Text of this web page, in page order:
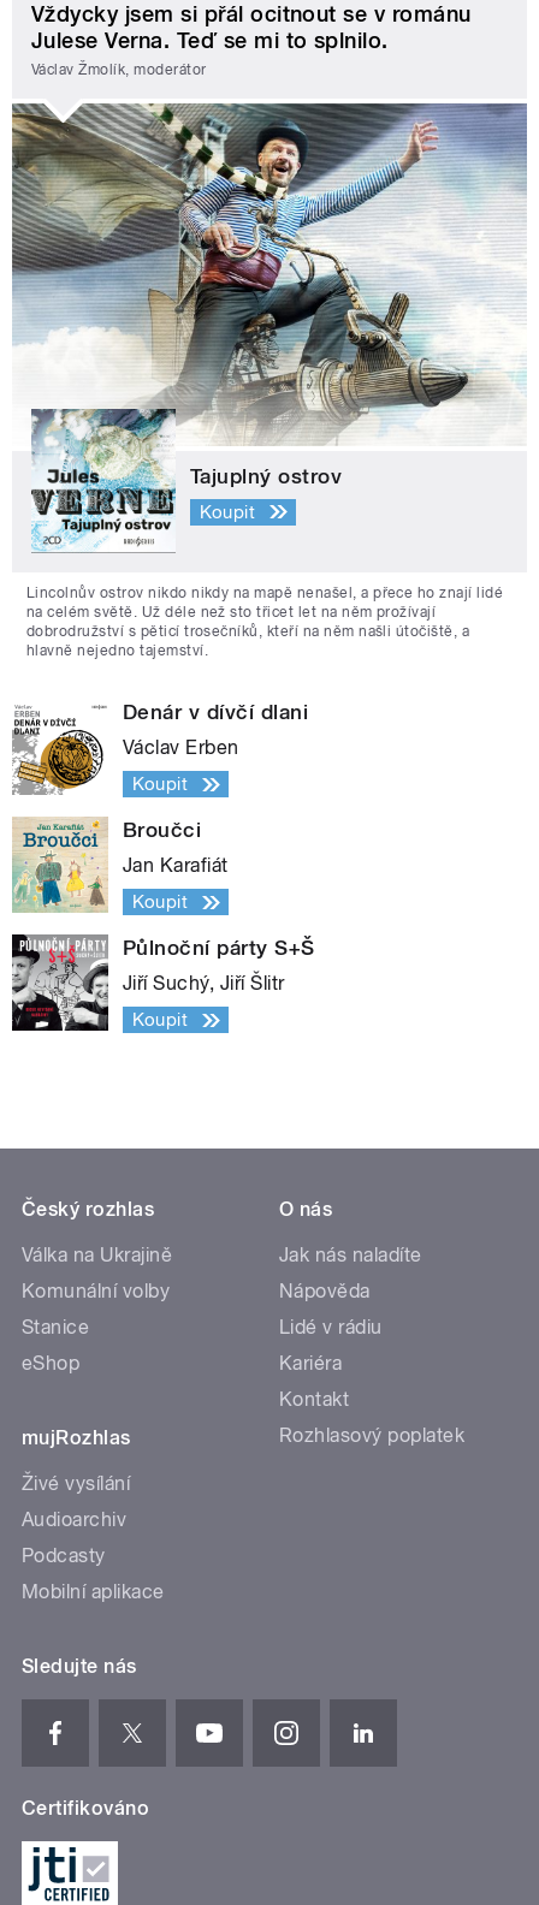
Vždycky jsem si přál ocitnout se v románu
Julese Verna. Teď se mi to splnilo.
Václav Žmolík, moderátor
Tajuplný ostrov
Koupit
Lincolnův ostrov nikdo nikdy na mapě nenašel, a přece ho znají lidé
na celém světě. Už déle než sto třicet let na něm prožívají
dobrodružství s pěticí trosečníků, kteří na něm našli útočiště, a
hlavně nejedno tajemství.
Denár v dívčí dlani
Václav Erben
Koupit
Broučci
Jan Karafiát
Koupit
Půlnoční párty S+Š
Jiří Suchý, Jiří Šlitr
Koupit
Český rozhlas
Válka na Ukrajině
Komunální volby
Stanice
eShop
mujRozhlas
Živé vysílání
Audioarchiv
Podcasty
Mobilní aplikace
O nás
Jak nás naladíte
Nápověda
Lidé v rádiu
Kariéra
Kontakt
Rozhlasový poplatek
Sledujte nás
Certifikováno